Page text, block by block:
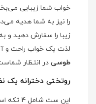
خواب شما زیبایی
را نیز به شما هدیه
زیبا را سفارش دهید و
لذت یک خواب راحت و
طوسی در انتظار
روتختی دخترانه یک
این ست شامل 4 تکه است: